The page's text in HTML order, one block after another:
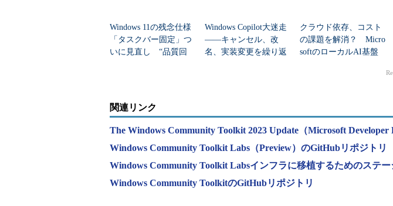
Windows 11の残念仕様
「タスクバー固定」つ
いに見直し “品質回
Windows Copilot大迷走
――キャンセル、改
名、実装変更を繰り返
クラウド依存、コスト
の課題を解消？ Micro
softのローカルAI基盤
関連リンク
The Windows Community Toolkit 2023 Update（Microsoft Developer
Windows Community Toolkit Labs（Preview）のGitHubリポジトリ
Windows Community Toolkit Labsインフラに移植するためのステー
Windows Community ToolkitのGitHubリポジトリ